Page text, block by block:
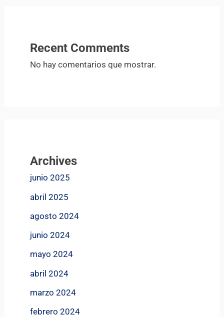
Recent Comments
No hay comentarios que mostrar.
Archives
junio 2025
abril 2025
agosto 2024
junio 2024
mayo 2024
abril 2024
marzo 2024
febrero 2024